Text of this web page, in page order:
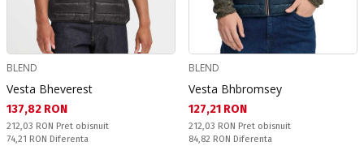
BLEND
Vesta Bheverest
Текуща цена:
137,82 RON
Pret obisnuit:
212,03 RON Pret obisnuit
Спестявате:
74,21 RON Diferenta
BLEND
Vesta Bhbromsey
Текуща цена:
127,21 RON
Pret obisnuit:
212,03 RON Pret obisnuit
Спестявате:
84,82 RON Diferenta